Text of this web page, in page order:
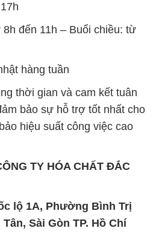
đến 11h – Buổi chiều: từ
hàng tuần
thời gian và cam kết tuân
bảo sự hỗ trợ tốt nhất cho
hiệu suất công việc cao
TY HÓA CHẤT ĐẮC
lộ 1A, Phường Bình Trị
Sài Gòn TP. Hồ Chí